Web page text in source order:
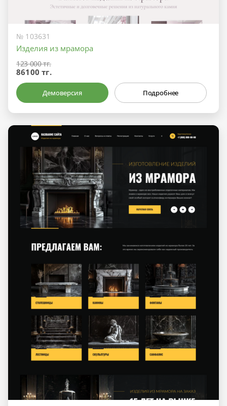
№ 103631
Изделия из мрамора
123 000 тг.
86100 тг.
Демоверсия Подробнее